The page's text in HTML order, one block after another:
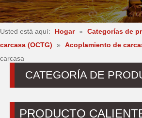
Usted está aquí: Hogar » Categorías de
carcasa (OCTG)
» Acoplamiento de
carcasa
CATEGORÍA DE
PRODUCTO